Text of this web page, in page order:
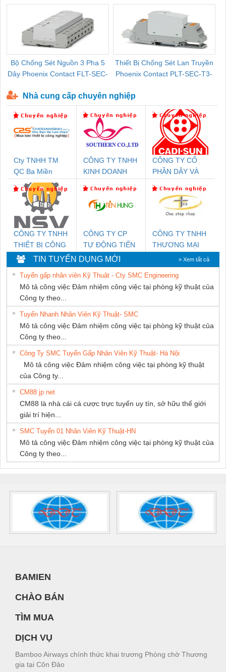
Bộ Chống Sét Nguồn 3 Pha 5
Dây Phoenix Contact FLT-SEC-
Thiết Bị Chống Sét Lan Truyền
Phoenix Contact PLT-SEC-T3-
Nhà cung cấp chuyên nghiệp
Cty TNHH TM
QC Ba Miền
CÔNG TY TNHH
KINH DOANH
PHƯƠNG NAM
CÔNG TY CỔ
PHẦN DÂY VÀ
THƯỢNG ĐÌNH
CÔNG TY TNHH
THIẾT BỊ CÔNG
NGHIỆP NIHON
SETSUBI VIỆT
NAM
CÔNG TY CP
TỰ ĐỘNG TIẾN
HƯNG
CÔNG TY TNHH
THƯƠNG MẠI
THIÊN ÂN VIỆT
NAM
TIN TUYỂN DỤNG MỚI » Xem tất cả
Tuyển gấp nhân viên Kỹ Thuật - Cty SMC Engineering
Mô tả công việc Đảm nhiệm công việc tại phòng kỹ thuật của
Công ty theo...
Tuyển Nhanh Nhân Viên Kỹ Thuật- SMC
Mô tả công việc Đảm nhiệm công việc tại phòng kỹ thuật của
Công ty theo...
Công Ty SMC Tuyển Gấp Nhân Viên Kỹ Thuật- Hà Nội
Mô tả công việc Đảm nhiệm công việc tại phòng kỹ thuật
của Công ty...
CM88 jp net
CM88 là nhà cái cá cược trực tuyến uy tín, sở hữu thế giới
giải trí hiện...
SMC Tuyển 01 Nhân Viên Kỹ Thuật-HN
Mô tả công việc Đảm nhiệm công việc tại phòng kỹ thuật của
Công ty theo...
BAMIEN
CHÀO BÁN
TÌM MUA
DỊCH VỤ
Bamboo Airways chính thức khai trương Phòng chờ Thương
gia tại Côn Đảo